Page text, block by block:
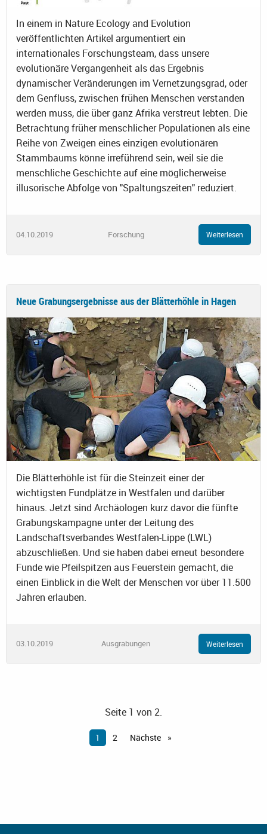
In einem in Nature Ecology and Evolution
veröffentlichten Artikel argumentiert ein
internationales Forschungsteam, dass unsere
evolutionäre Vergangenheit als das Ergebnis
dynamischer Veränderungen im Vernetzungsgrad, oder
dem Genfluss, zwischen frühen Menschen verstanden
werden muss, die über ganz Afrika verstreut lebten. Die
Betrachtung früher menschlicher Populationen als eine
Reihe von Zweigen eines einzigen evolutionären
Stammbaums könne irreführend sein, weil sie die
menschliche Geschichte auf eine möglicherweise
illusorische Abfolge von "Spaltungszeiten" reduziert.
04.10.2019 Forschung Weiterlesen
Neue Grabungsergebnisse aus der Blätterhöhle in Hagen
Die Blätterhöhle ist für die Steinzeit einer der
wichtigsten Fundplätze in Westfalen und darüber
hinaus. Jetzt sind Archäologen kurz davor die fünfte
Grabungskampagne unter der Leitung des
Landschaftsverbandes Westfalen-Lippe (LWL)
abzuschließen. Und sie haben dabei erneut besondere
Funde wie Pfeilspitzen aus Feuerstein gemacht, die
einen Einblick in die Welt der Menschen vor über 11.500
Jahren erlauben.
03.10.2019 Ausgrabungen Weiterlesen
Seite 1 von 2.
1 2 Nächste